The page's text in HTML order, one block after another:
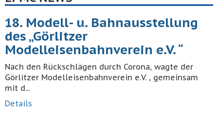
18. Modell- u. Bahnausstellung
des „Görlitzer
Modelleisenbahnverein e.V. “
Nach den Rückschlägen durch Corona, wagte der
Görlitzer Modelleisenbahnverein e.V. , gemeinsam
mit d...
Details